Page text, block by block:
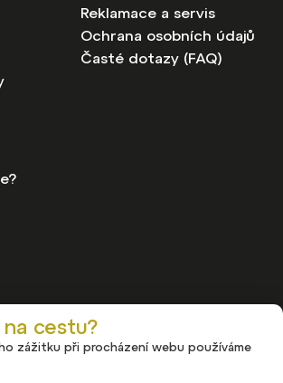
na cestu?
zážitku při procházení webu používáme
Reklamace a servis
Ochrana osobních údajů
Časté dotazy (FAQ)
. Všechna práva vyhrazena.